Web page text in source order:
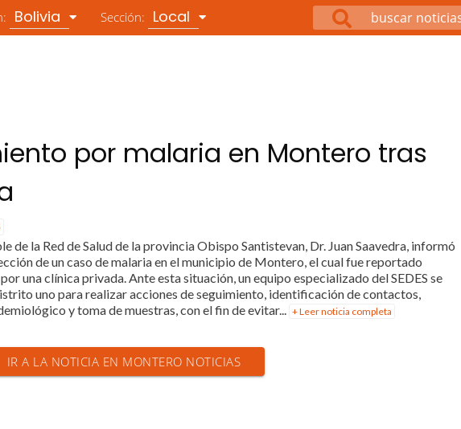
Bolivia Sección: Local
por malaria en Montero tras
de la Red de Salud de la provincia Obispo Santistevan, Dr. Juan Saavedra, informó
de un caso de malaria en el municipio de Montero, el cual fue reportado
una clínica privada. Ante esta situación, un equipo especializado del SEDES se
uno para realizar acciones de seguimiento, identificación de contactos,
y toma de muestras, con el fin de evitar... + Leer noticia completa
IR A LA NOTICIA EN MONTERO NOTICIAS